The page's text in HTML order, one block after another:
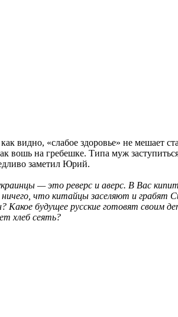
видно, «слабое здоровье» не
вошь на гребешке. Типа муж
заметил Юрий.
— это реверс и аверс. В Вас
что китайцы заселяют и грабят
будущее русские готовят своим
хлеб сеять?